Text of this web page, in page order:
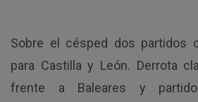
Sobre el césped dos partidos
para Castilla y León. Derrota
frente a Baleares y